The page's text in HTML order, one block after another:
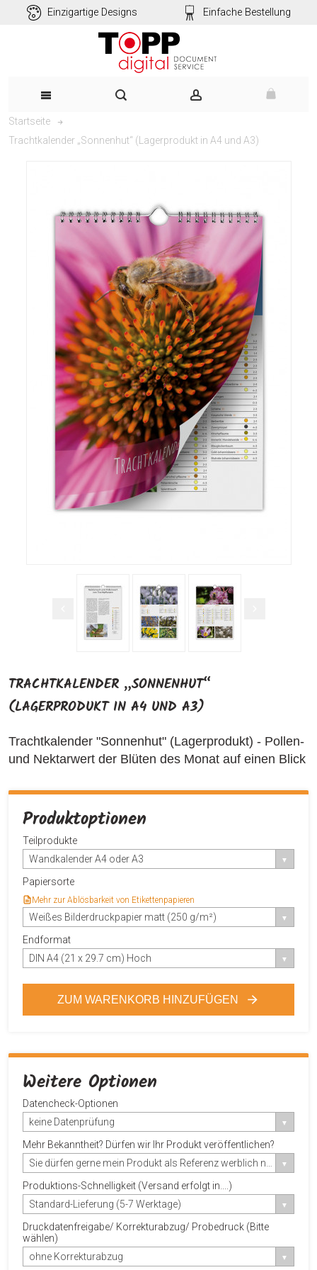
Einzigartige Designs Einfache Bestellung
Startseite
Trachtkalender „Sonnenhut“ (Lagerprodukt in A4 und A3)
TRACHTKALENDER „SONNENHUT“
(LAGERPRODUKT IN A4 UND A3)
Trachtkalender "Sonnenhut" (Lagerprodukt) - Pollen-
und Nektarwert der Blüten des Monat auf einen Blick
Produktoptionen
Teilprodukte
Wandkalender A4 oder A3
Papiersorte
Mehr zur Ablösbarkeit von Etikettenpapieren
Weißes Bilderdruckpapier matt (250 g/m²)
Endformat
DIN A4 (21 x 29.7 cm) Hoch
ZUM WARENKORB HINZUFÜGEN
Weitere Optionen
Datencheck-Optionen
keine Datenprüfung
Mehr Bekanntheit? Dürfen wir Ihr Produkt veröffentlichen?
Produktions-Schnelligkeit (Versand erfolgt in....)
Standard-Lieferung (5-7 Werktage)
Druckdatenfreigabe/ Korrekturabzug/ Probedruck (Bitte
wählen)
ohne Korrekturabzug